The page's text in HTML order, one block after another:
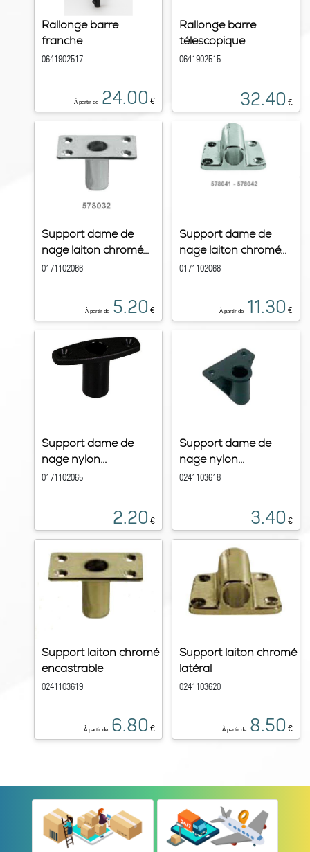
Rallonge barre
franche
0641902517
À partir de 24.00 €
Rallonge barre
télescopique
0641902515
32.40 €
Support dame de
nage laiton chromé...
0171102066
À partir de 5.20 €
Support dame de
nage laiton chromé...
0171102068
À partir de 11.30 €
Support dame de
nage nylon...
0171102065
2.20 €
Support dame de
nage nylon...
0241103618
3.40 €
Support laiton chromé
encastrable
0241103619
À partir de 6.80 €
Support laiton chromé
latéral
0241103620
À partir de 8.50 €